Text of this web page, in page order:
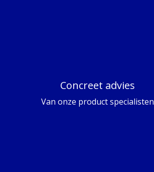
Concreet advies
Van onze product specialisten